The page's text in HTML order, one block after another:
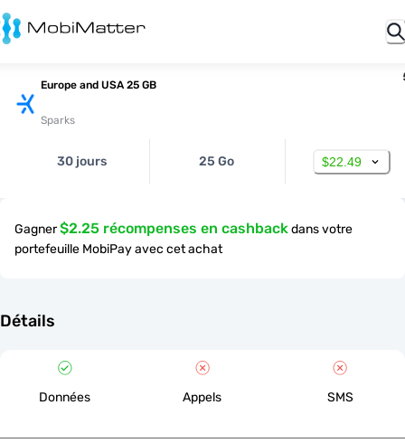
Europe and USA 25 GB
Sparks
30 jours 25 Go $22.49
Gagner$2.25 récompenses en cashbackdans votre
portefeuille MobiPay avec cet achat
Détails
Données Appels SMS